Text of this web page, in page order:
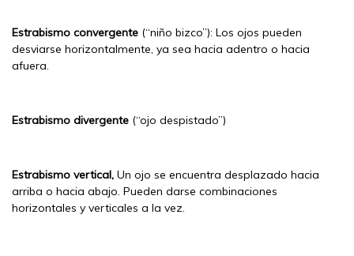
Estrabismo convergente (“niño bizco”): Los ojos pueden
desviarse horizontalmente, ya sea hacia adentro o hacia
afuera.
Estrabismo divergente (“ojo despistado”)
Estrabismo vertical, Un ojo se encuentra desplazado hacia
arriba o hacia abajo. Pueden darse combinaciones
horizontales y verticales a la vez.